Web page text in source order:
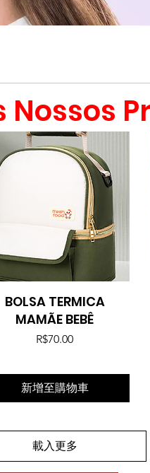
Nossos
快速瀏覽
BOLSA TERMICA
MAMÃE BEBÊ
價格
R$70.00
新增至購物車
載入更多